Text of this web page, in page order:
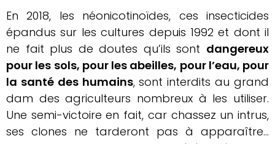
En 2018, les néonicotinoïdes, ces insecticides
épandus sur les cultures depuis 1992 et dont il
ne fait plus de doutes qu’ils sont dangereux
pour les sols, pour les abeilles, pour l’eau, pour
la santé des humains, sont interdits au grand
dam des agriculteurs nombreux à les utiliser.
Une semi-victoire en fait, car chassez un intrus,
ses clones ne tarderont pas à apparaître…